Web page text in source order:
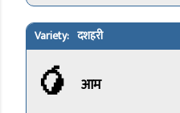
दशहरी
🥭 आम